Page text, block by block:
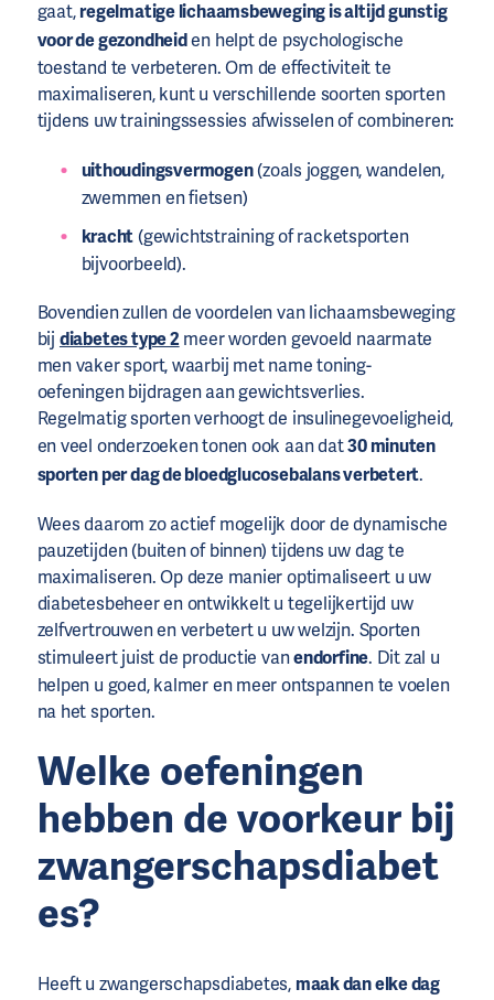
gaat,regelmatige lichaamsbeweging is altijd gunstig
voor de gezondheiden helpt de psychologische
toestand te verbeteren. Om de effectiviteit te
maximaliseren, kunt u verschillende soorten sporten
tijdens uw trainingssessies afwisselen of combineren:
uithoudingsvermogen(zoals joggen, wandelen,
zwemmen en fietsen)
kracht(gewichtstraining of racketsporten
bijvoorbeeld).
Bovendien zullen de voordelen van lichaamsbeweging
bij diabetes type 2 meer worden gevoeld naarmate
men vaker sport, waarbij met name toning-
oefeningen bijdragen aan gewichtsverlies.
Regelmatig sporten verhoogt de insulinegevoeligheid,
en veel onderzoeken tonen ook aan dat30 minuten
sporten per dag de bloedglucosebalans verbetert.
Wees daarom zo actief mogelijk door de dynamische
pauzetijden (buiten of binnen) tijdens uw dag te
maximaliseren. Op deze manier optimaliseert u uw
diabetesbeheer en ontwikkelt u tegelijkertijd uw
zelfvertrouwen en verbetert u uw welzijn. Sporten
stimuleert juist de productie vanendorfine. Dit zal u
helpen u goed, kalmer en meer ontspannen te voelen
na het sporten.
Welke oefeningen
hebben de voorkeur bij
zwangerschapsdiabet
es?
Heeft u zwangerschapsdiabetes, maak dan elke dag